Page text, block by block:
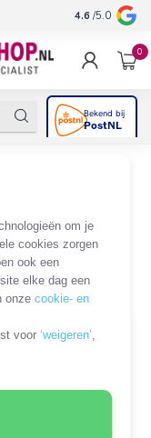
om je
cookies zorgen
ook een
elke dag een
onzecookie- en
voor‘weigeren’,
4.6 /5.0
0
SORTEER OP